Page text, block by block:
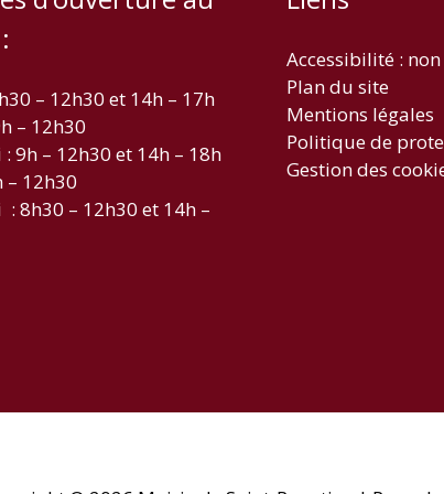
– 12h30 et 14h – 17h
– 12h30
9h – 12h30 et 14h – 18h
– 12h30
8h30 – 12h30 et 14h –
Accessibilité :
Plan du site
Mentions légales
Politique de
Gestion des